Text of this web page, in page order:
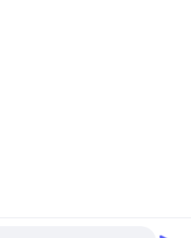
Co., Ltd.. All Rights Reserved.